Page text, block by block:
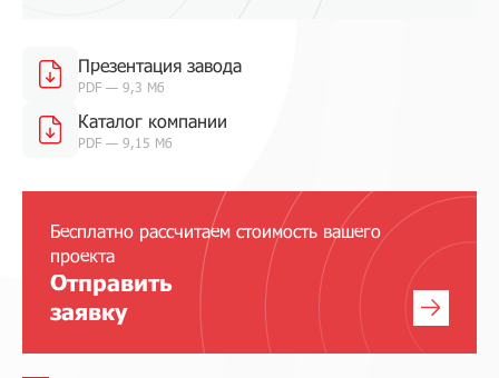
Презентация завода
PDF — 9,3 Мб
Каталог компании
PDF — 9,15 Мб
Бесплатно рассчитаем стоимость вашего
проекта
Отправить
заявку